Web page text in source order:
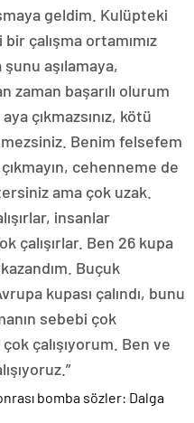
geldim. Kulüpteki
çalışma ortamımız
aşılamaya,
zaman başarılı olurum
çıkmazsınız, kötü
Benim felsefem
cehenneme de
ama çok uzak.
insanlar
çalışırlar. Ben 26 kupa
Buçuk
kupası çalındı, bunu
sebebi çok
çalışıyorum. Ben ve